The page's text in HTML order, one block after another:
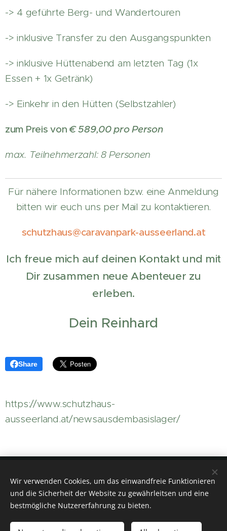
-> 4 geführte Berg- und Wandertouren
-> inklusive Transfer zu den Ausgangspunkten
-> inklusive Hüttenabend am letzten Tag (1x
Essen + 1x Getränk)
-> Einkehr in den Hütten (Selbstzahler)
zum Preis von€ 589,00 pro Person
max. Teilnehmerzahl: 8 Personen
Für nähere Informationen bzw. eine Anmeldung
bitten wir euch uns per Mail zu kontaktieren.
schutzhaus@caravanpark-ausseerland.at
Ich freue mich auf deinen Kontakt und mit
Dir zusammen neue Abenteuer zu
erleben.
Dein Reinhard
Share
https://www.schutzhaus-
ausseerland.at/newsausdembasislager/
Aktiv- & NaturResort - Das
Schutzhaus am hohen
Wir verwenden Cookies, um das einwandfreie Funktionieren
und die Sicherheit der Website zu gewährleitsen und eine
bestmögliche Nutzererfahrung zu bieten.